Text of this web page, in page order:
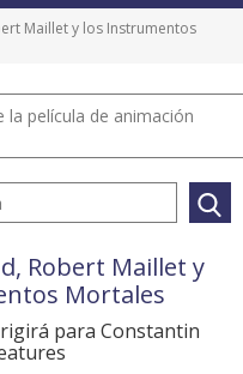
Maillet y los Instrumentos
la película de animación
Robert Maillet y
Mortales
para Constantin